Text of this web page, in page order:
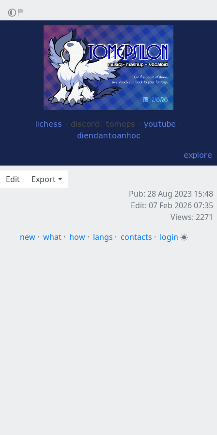
lichess · discord: tomeps · youtube ·
diendantoanhoc
explore
Edit
Export
Pub: 28 Aug 2023 15:48
Edit: 07 Feb 2026 07:35
Views: 2271
new · what · how · langs · contacts · login